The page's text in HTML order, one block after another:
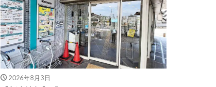
2026年8月3日